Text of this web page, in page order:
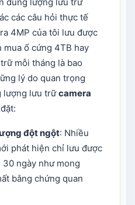
các câu hỏi thực tế
4MP của tôi lưu được
mua ổ cứng 4TB hay
mỗi tháng là bao
lý do quan trọng
lượng lưu trữcamera
đột ngột: Nhiều
phát hiện chỉ lưu được
ngày như mong
bằng chứng quan